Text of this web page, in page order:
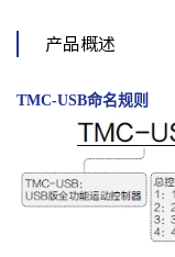
产品概述
TMC-USB命名规则